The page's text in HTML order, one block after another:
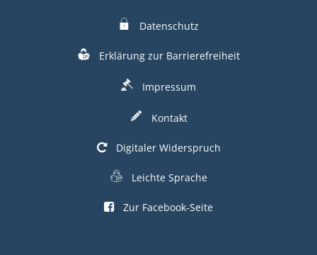
Datenschutz
Erklärung zur Barrierefreiheit
Impressum
Kontakt
Digitaler Widerspruch
Leichte Sprache
Zur Facebook-Seite